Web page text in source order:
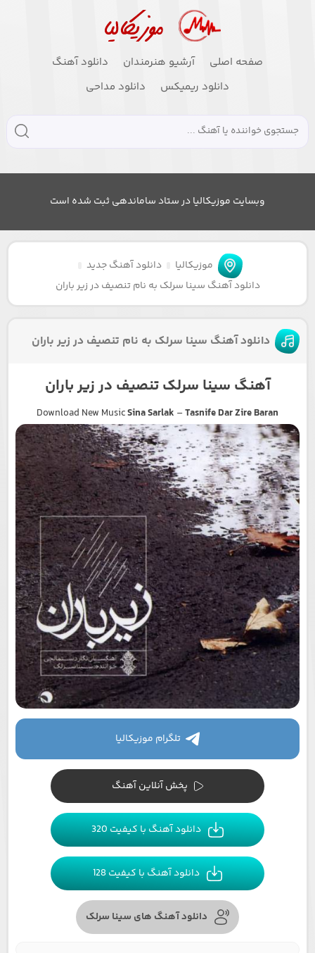
صفحه اصلی آرشیو هنرمندان
دانلود آهنگ
دانلود ریمیکس
دانلود مداحی
وبسایت موزیکالیا در ستاد ساماندهی ثبت شده است
موزیکالیا
دانلود آهنگ جدید
دانلود آهنگ سینا سرلک به نام تنصیف در زیر باران
دانلود آهنگ سینا سرلک به نام تنصیف در زیر باران
آهنگ سینا سرلک تنصیف در زیر باران
Download New MusicSina Sarlak –Tasnife Dar Zire Baran
تلگرام موزیکالیا
پخش آنلاین آهنگ
دانلود آهنگ با کیفیت 320
دانلود آهنگ با کیفیت 128
دانلود آهنگ های سینا سرلک